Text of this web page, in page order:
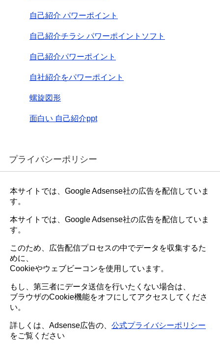
自己紹介 パワーポイント
自己紹介チラシ パワーポイントソフト
自己紹介パワーポイント
自社紹介をパワーポイント
螺旋図形
面白い 自己紹介ppt
プライバシーポリシー
本サイトでは、Google Adsense社の広告を配信していま
す。
本サイトでは、Google Adsense社の広告を配信していま
す。
このため、広告配信プロセスの中でデータを収集するた
めに、
Cookieやウェブビーコンを使用しています。
もし、第三者にデータ送信を行いたくない場合は、
ブラウザのCookie機能をオフにしてアクセスしてくださ
い。
詳しくは、Adsense広告の、 公式プライバシーポリシー
をご覧ください